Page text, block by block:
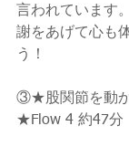
言われています
謝をあげて心も
う！
③★股関節を動
★Flow 4 約47分